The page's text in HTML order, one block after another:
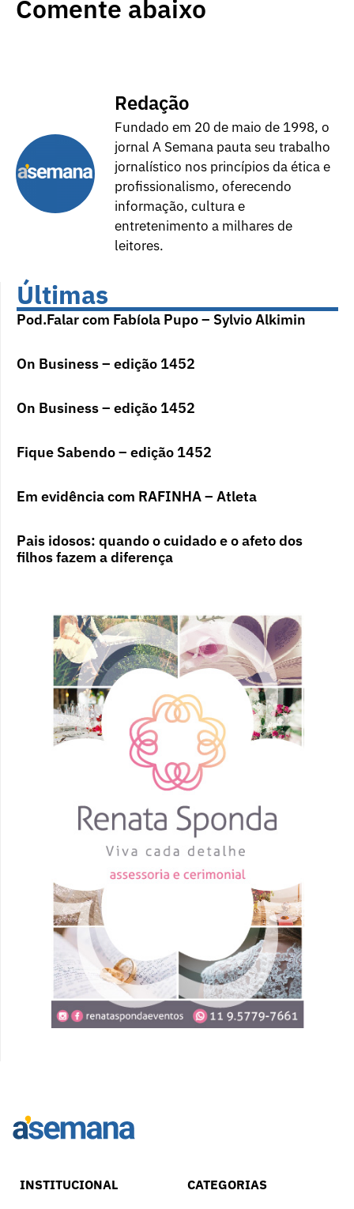
Comente abaixo
Redação
Fundado em 20 de maio de 1998, o
jornal A Semana pauta seu trabalho
jornalístico nos princípios da ética e
profissionalismo, oferecendo
informação, cultura e
entretenimento a milhares de
leitores.
Últimas
Pod.Falar com Fabíola Pupo – Sylvio Alkimin
On Business – edição 1452
On Business – edição 1452
Fique Sabendo – edição 1452
Em evidência com RAFINHA – Atleta
Pais idosos: quando o cuidado e o afeto dos
filhos fazem a diferença
INSTITUCIONAL CATEGORIAS